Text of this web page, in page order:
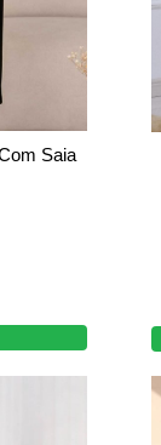
Saia